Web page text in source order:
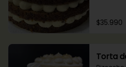
$35.990
Torta